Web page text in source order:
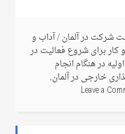
شرکت در آلمان/آداب و
برای شروع فعالیت در
در هنگام انجام
خارجی در آلمان,
Leave a